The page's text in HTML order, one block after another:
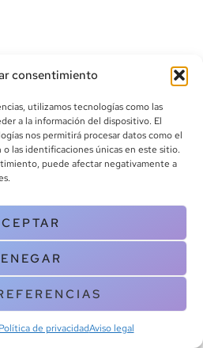
consentimiento
utilizamos tecnologías como las
a la información del dispositivo. El
nos permitirá procesar datos como el
las identificaciones únicas en este sitio.
puede afectar negativamente a
de privacidadAviso legal
934 242 391
CONTACTO
All Rights Reserved |
| Aviso legal